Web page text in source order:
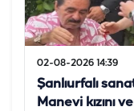
02-08-2026 14:39
Şanlıurfalı
Manevi kızını